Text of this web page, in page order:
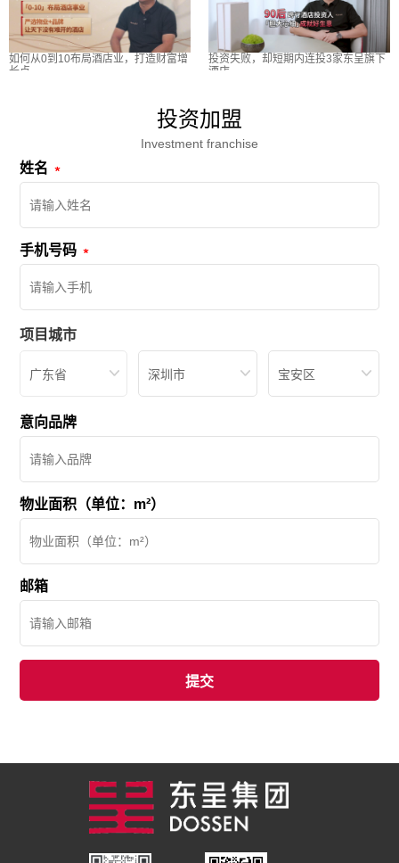
如何从0到10布局酒店业，打造财富增
长点
投资失败，却短期内连投3家东呈旗下
酒店
投资加盟
Investment franchise
姓名
手机号码
项目城市
广东省 深圳市 宝安区
意向品牌
物业面积（单位：m²）
邮箱